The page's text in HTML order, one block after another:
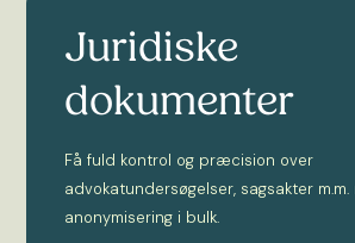
Juridiske
dokumenter
Få fuld kontrol og præcision over
advokatundersøgelser, sagsakter m.m.
anonymisering i bulk.